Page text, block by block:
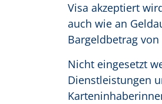
Visa akzeptiert
auch wie an
Bargeldbetrag
Nicht eingesetzt
Dienstleistungen